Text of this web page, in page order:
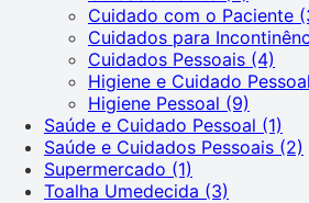
Cuidado com o Paciente
Cuidados para
Cuidados Pessoais (4)
Higiene e Cuidado Pessoal
Higiene Pessoal (9)
Saúde e Cuidado Pessoal (1)
Saúde e Cuidados Pessoais (2)
Supermercado (1)
Toalha Umedecida (3)